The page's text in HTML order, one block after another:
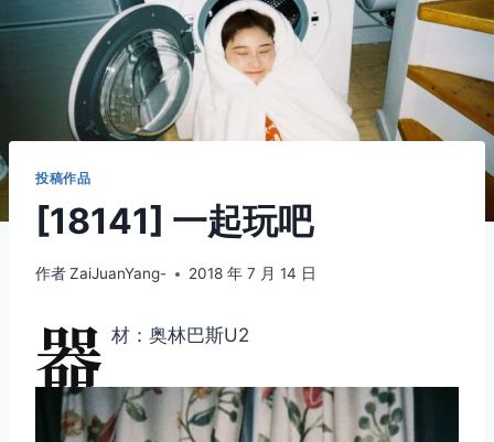
投稿作品
[18141] 一起玩吧
作者ZaiJuanYang- 2018 年 7 月 14 日
器 材：奥林巴斯U2